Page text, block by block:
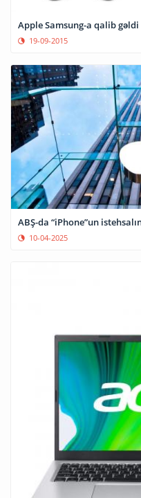
Apple Samsung-a qalib gəldi
19-09-2015
ABŞ-da “iPhone”un
10-04-2025